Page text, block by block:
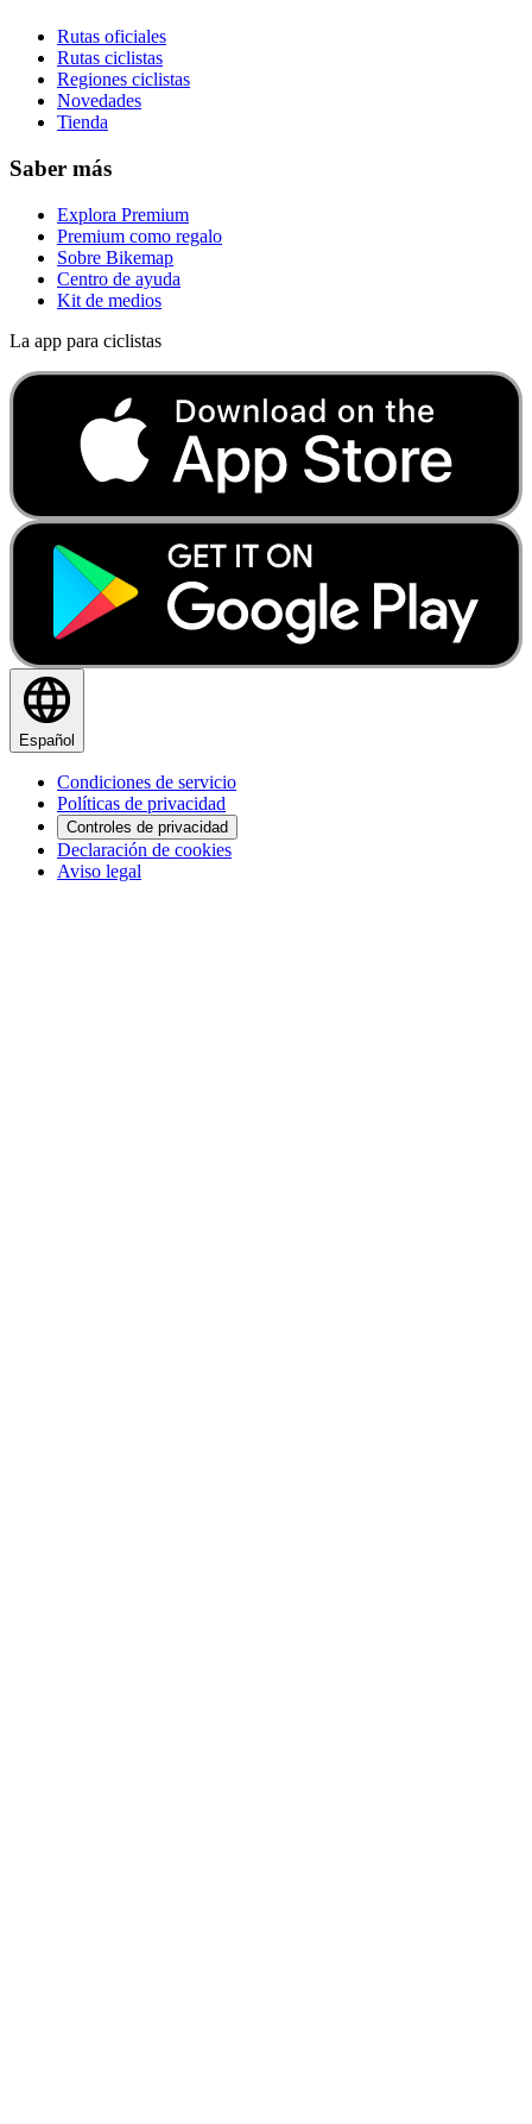
Rutas oficiales
Rutas ciclistas
Regiones ciclistas
Novedades
Tienda
Saber más
Explora Premium
Premium como regalo
Sobre Bikemap
Centro de ayuda
Kit de medios
La app para ciclistas
Español
Condiciones de servicio
Políticas de privacidad
Controles de privacidad
Declaración de cookies
Aviso legal